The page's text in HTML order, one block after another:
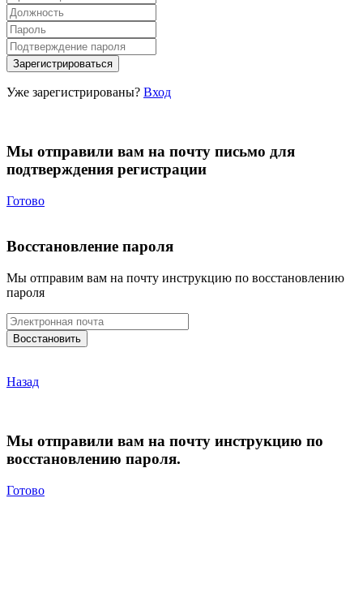
Уже зарегистрированы? Вход
Мы отправили вам на почту письмо для
подтверждения регистрации
Готово
Восстановление пароля
Мы отправим вам на почту инструкцию по восстановлению
пароля
Назад
Мы отправили вам на почту инструкцию по
восстановлению пароля.
Готово